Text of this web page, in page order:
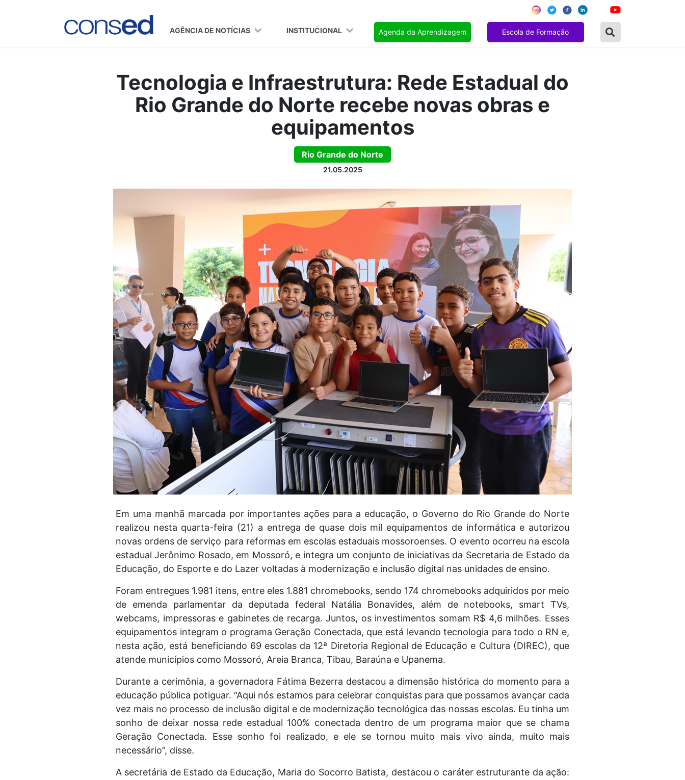
AGÊNCIA DE NOTÍCIAS INSTITUCIONAL Agenda da Aprendizagem Escola de Formação
Tecnologia e Infraestrutura: Rede Estadual do
Rio Grande do Norte recebe novas obras e
equipamentos
Rio Grande do Norte
21.05.2025
Em uma manhã marcada por importantes ações para a educação, o Governo do Rio Grande do Norte
realizou nesta quarta-feira (21) a entrega de quase dois mil equipamentos de informática e autorizou
novas ordens de serviço para reformas em escolas estaduais mossoroenses. O evento ocorreu na escola
estadual Jerônimo Rosado, em Mossoró, e integra um conjunto de iniciativas da Secretaria de Estado da
Educação, do Esporte e do Lazer voltadas à modernização e inclusão digital nas unidades de ensino.
Foram entregues 1.981 itens, entre eles 1.881 chromebooks, sendo 174 chromebooks adquiridos por meio
de emenda parlamentar da deputada federal Natália Bonavides, além de notebooks, smart TVs,
webcams, impressoras e gabinetes de recarga. Juntos, os investimentos somam R$ 4,6 milhões. Esses
equipamentos integram o programa Geração Conectada, que está levando tecnologia para todo o RN e,
nesta ação, está beneficiando 69 escolas da 12ª Diretoria Regional de Educação e Cultura (DIREC), que
atende municípios como Mossoró, Areia Branca, Tibau, Baraúna e Upanema.
Durante a cerimônia, a governadora Fátima Bezerra destacou a dimensão histórica do momento para a
educação pública potiguar. “Aqui nós estamos para celebrar conquistas para que possamos avançar cada
vez mais no processo de inclusão digital e de modernização tecnológica das nossas escolas. Eu tinha um
sonho de deixar nossa rede estadual 100% conectada dentro de um programa maior que se chama
Geração Conectada. Esse sonho foi realizado, e ele se tornou muito mais vivo ainda, muito mais
necessário”, disse.
A secretária de Estado da Educação, Maria do Socorro Batista, destacou o caráter estruturante da ação: